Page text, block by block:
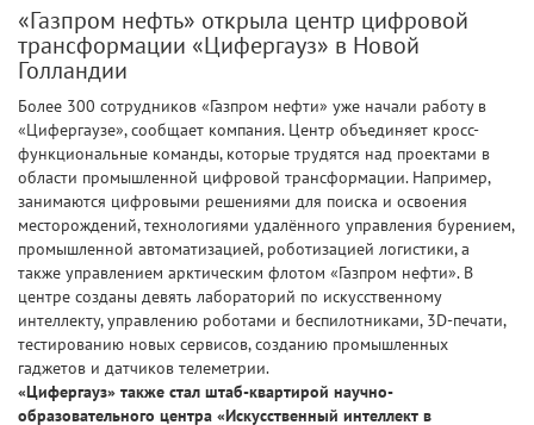
«Газпром нефть» открыла центр цифровой
трансформации «Цифергауз» в Новой
Голландии
Более 300 сотрудников «Газпром нефти» уже начали работу в
«Цифергаузе», сообщает компания. Центр объединяет кросс-
функциональные команды, которые трудятся над проектами в
области промышленной цифровой трансформации. Например,
занимаются цифровыми решениями для поиска и освоения
месторождений, технологиями удалённого управления бурением,
промышленной автоматизацией, роботизацией логистики, а
также управлением арктическим флотом «Газпром нефти». В
центре созданы девять лабораторий по искусственному
интеллекту, управлению роботами и беспилотниками, 3D-печати,
тестированию новых сервисов, созданию промышленных
гаджетов и датчиков телеметрии.
«Цифергауз» также стал штаб-квартирой научно-
образовательного центра «Искусственный интеллект в